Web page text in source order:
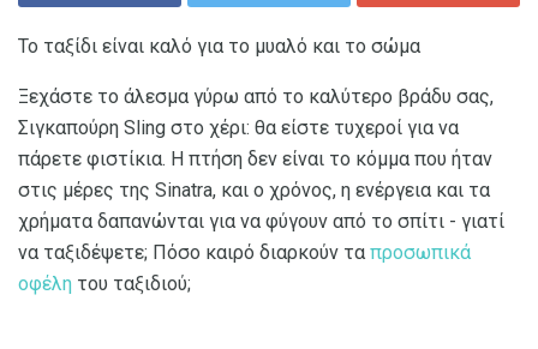
Το ταξίδι είναι καλό για το μυαλό και το σώμα
Ξεχάστε το άλεσμα γύρω από το καλύτερο βράδυ σας,
Σιγκαπούρη Sling στο χέρι: θα είστε τυχεροί για να
πάρετε φιστίκια. Η πτήση δεν είναι το κόμμα που ήταν
στις μέρες της Sinatra, και ο χρόνος, η ενέργεια και τα
χρήματα δαπανώνται για να φύγουν από το σπίτι - γιατί
να ταξιδέψετε; Πόσο καιρό διαρκούν τα προσωπικά
οφέλη του ταξιδιού;